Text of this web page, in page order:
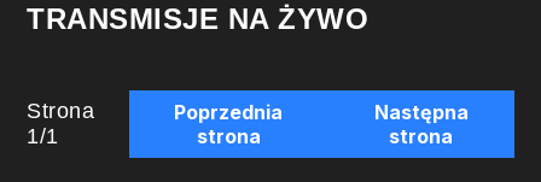
TRANSMISJE NA ŻYWO
Strona
1/1
Poprzednia
strona
Następna
strona